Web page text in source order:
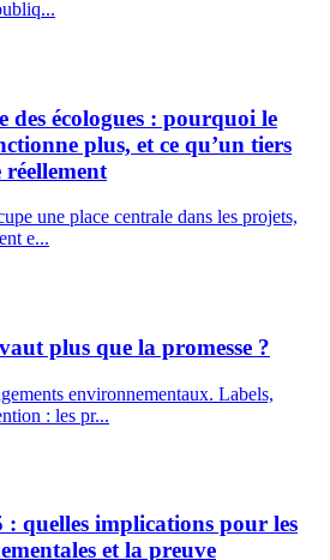
écologues : pourquoi le
plus, et ce qu’un tiers
une place centrale dans les projets,
e...
plus que la promesse ?
environnementaux. Labels,
: les pr...
quelles implications pour les
et la preuve